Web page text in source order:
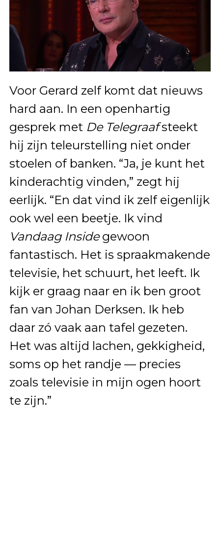
Voor Gerard zelf komt dat nieuws
hard aan. In een openhartig
gesprek met De Telegraafsteekt
hij zijn teleurstelling niet onder
stoelen of banken. “Ja, je kunt het
kinderachtig vinden,” zegt hij
eerlijk. “En dat vind ik zelf eigenlijk
ook wel een beetje. Ik vind
Vandaag Insidegewoon
fantastisch. Het is spraakmakende
televisie, het schuurt, het leeft. Ik
kijk er graag naar en ik ben groot
fan van Johan Derksen. Ik heb
daar zó vaak aan tafel gezeten.
Het was altijd lachen, gekkigheid,
soms op het randje — precies
zoals televisie in mijn ogen hoort
te zijn.”